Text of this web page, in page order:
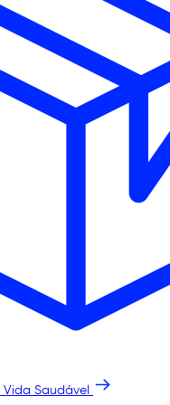
Vida Saudável